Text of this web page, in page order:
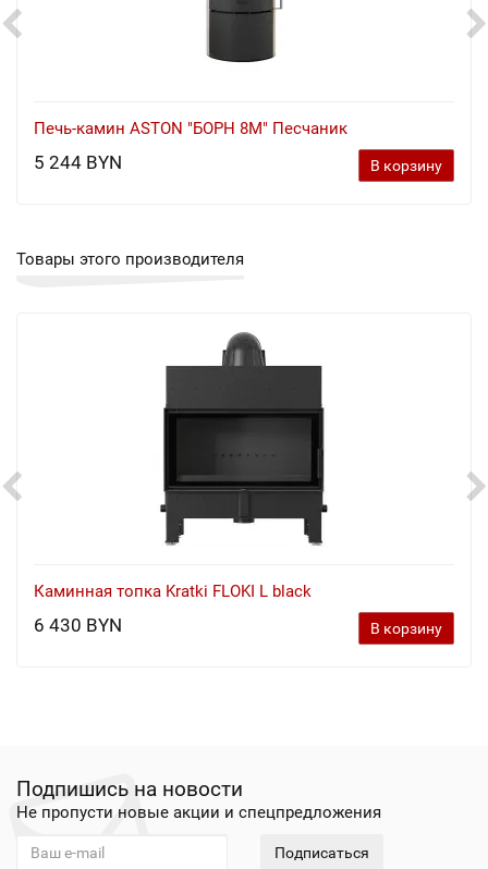
Печь-камин ASTON "БОРН 8М" Песчаник
5 244 BYN В корзину
Товары этого производителя
Каминная топка Kratki FLOKI L black
6 430 BYN В корзину
Подпишись на новости
Не пропусти новые акции и спецпредложения
Подписаться